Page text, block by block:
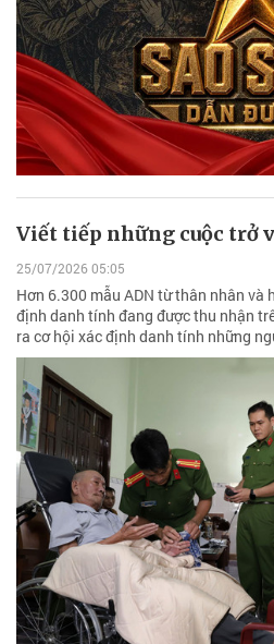
Viết tiếp những cuộc trở
25/07/2026 05:05
Hơn 6.300 mẫu ADN từ thân nhân và
định danh tính đang được thu nhận
ra cơ hội xác định danh tính những